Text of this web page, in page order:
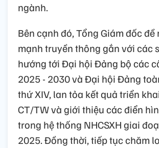
ngành.
Bên cạnh đó, Tổng Giám đốc đề
mạnh truyền thông gắn với các
hướng tới Đại hội Đảng bộ các
2025 - 2030 và Đại hội Đảng
thứ XIV, lan tỏa kết quả triển
CT/TW và giới thiệu các điển
trong hệ thống NHCSXH giai
2025. Đồng thời, tiếp tục chăm